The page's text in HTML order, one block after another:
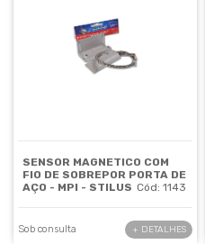
SENSOR MAGNETICO COM
FIO DE SOBREPOR PORTA DE
AÇO - MPI - STILUS Cód: 1143
Sob consulta + DETALHES